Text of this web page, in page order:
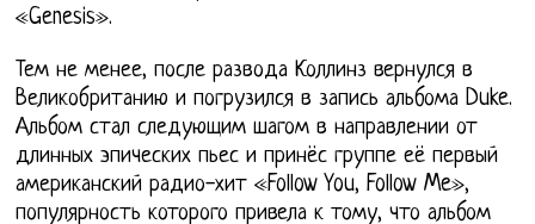
«Genesis».
Тем не менее, после развода Коллинз вернулся в
Великобританию и погрузился в запись альбома Duke.
Альбом стал следующим шагом в направлении от
длинных эпических пьес и принёс группе её первый
американский радио-хит «Follow You, Follow Me»,
популярность которого привела к тому, что альбом